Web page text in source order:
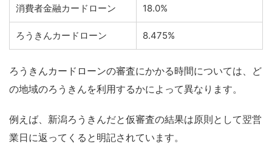
消費者金融カードローン 18.0%
ろうきんカードローン 8.475%
ろうきんカードローンの審査にかかる時間については、ど
の地域のろうきんを利用するかによって異なります。
例えば、新潟ろうきんだと仮審査の結果は原則として翌営
業日に返ってくると明記されています。